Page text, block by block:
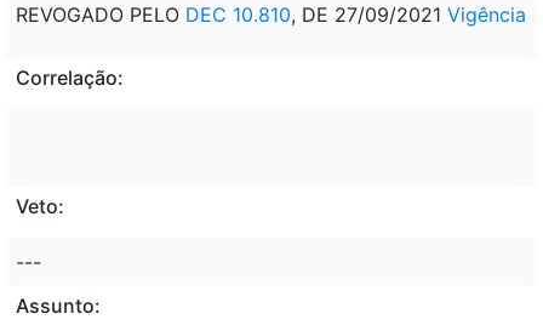
REVOGADO PELO DEC 10.810, DE 27/09/2021 Vigência
Correlação:
Veto:
---
Assunto: